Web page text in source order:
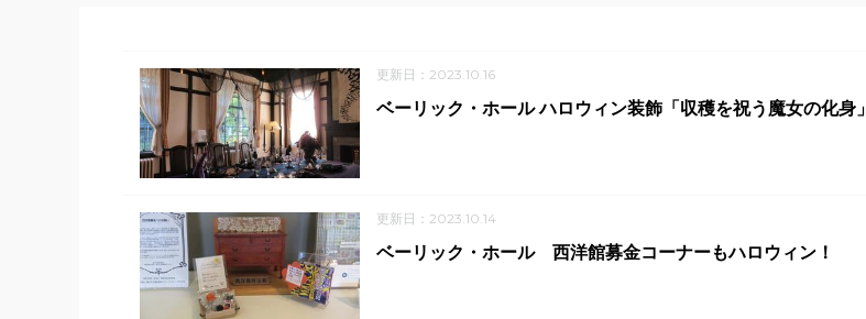
更新日：2023.10.16
ベーリック・ホール ハロウィン装飾「収穫を祝う魔女の化身」
更新日：2023.10.14
ベーリック・ホール 西洋館募金コーナーもハロウィン！